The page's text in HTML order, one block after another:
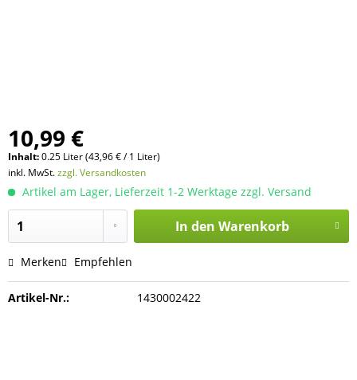
10,99 €
Inhalt:0.25 Liter (43,96 € / 1 Liter)
inkl. MwSt.zzgl. Versandkosten
Artikel am Lager, Lieferzeit 1-2 Werktage zzgl. Versand
In den Warenkorb
Merken Empfehlen
Artikel-Nr.: 1430002422